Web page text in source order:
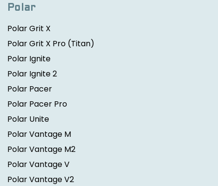
Polar
Polar Grit X
Polar Grit X Pro (Titan)
Polar Ignite
Polar Ignite 2
Polar Pacer
Polar Pacer Pro
Polar Unite
Polar Vantage M
Polar Vantage M2
Polar Vantage V
Polar Vantage V2